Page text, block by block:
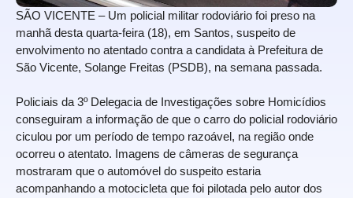
SÃO VICENTE – Um policial militar rodoviário foi preso na
manhã desta quarta-feira (18), em Santos, suspeito de
envolvimento no atentado contra a candidata à Prefeitura de
São Vicente, Solange Freitas (PSDB), na semana passada.
Policiais da 3º Delegacia de Investigações sobre Homicídios
conseguiram a informação de que o carro do policial rodoviário
ciculou por um período de tempo razoável, na região onde
ocorreu o atentato. Imagens de câmeras de segurança
mostraram que o automóvel do suspeito estaria
acompanhando a motocicleta que foi pilotada pelo autor dos